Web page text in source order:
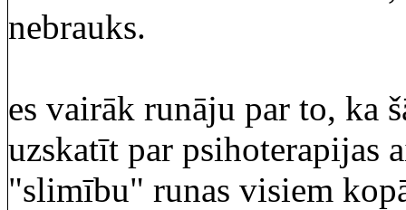
nebrauks.
es vairāk runāju par to, ka
uzskatīt par psihoterapijas
"slimību" runas visiem